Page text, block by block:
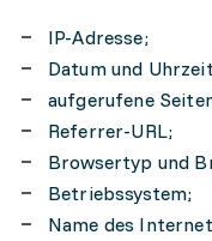
IP-Adresse;
Datum und
aufgerufene
Referrer-URL;
Browsertyp und
Betriebssystem;
Name des